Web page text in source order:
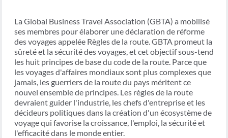
La Global Business Travel Association (GBTA) a mobilisé
ses membres pour élaborer une déclaration de réforme
des voyages appelée Règles de la route. GBTA promeut la
sûreté et la sécurité des voyages, et cet objectif sous-tend
les huit principes de base du code de la route. Parce que
les voyages d'affaires mondiaux sont plus complexes que
jamais, les guerriers de la route du pays méritent ce
nouvel ensemble de principes. Les règles de la route
devraient guider l'industrie, les chefs d'entreprise et les
décideurs politiques dans la création d'un écosystème de
voyage qui favorise la croissance, l'emploi, la sécurité et
l'efficacité dans le monde entier.